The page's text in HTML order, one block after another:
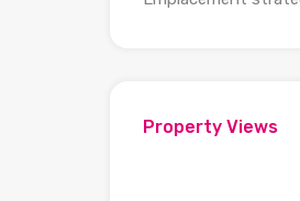
Property Views